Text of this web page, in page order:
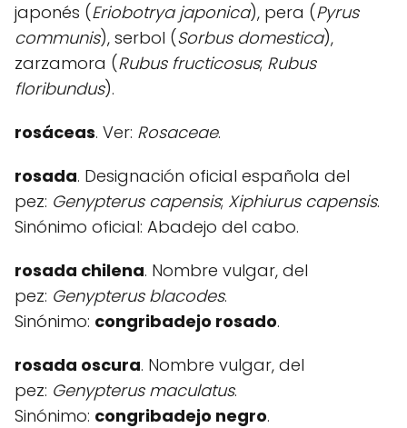
japonés (Eriobotrya japonica), pera (Pyrus
communis), serbol (Sorbus domestica),
zarzamora (Rubus fructicosus; Rubus
floribundus).
rosáceas. Ver: Rosaceae.
rosada. Designación oficial española del
pez: Genypterus capensis; Xiphiurus capensis.
Sinónimo oficial: Abadejo del cabo.
rosada chilena. Nombre vulgar, del
pez: Genypterus blacodes.
Sinónimo: congribadejo rosado.
rosada oscura. Nombre vulgar, del
pez: Genypterus maculatus.
Sinónimo: congribadejo negro.